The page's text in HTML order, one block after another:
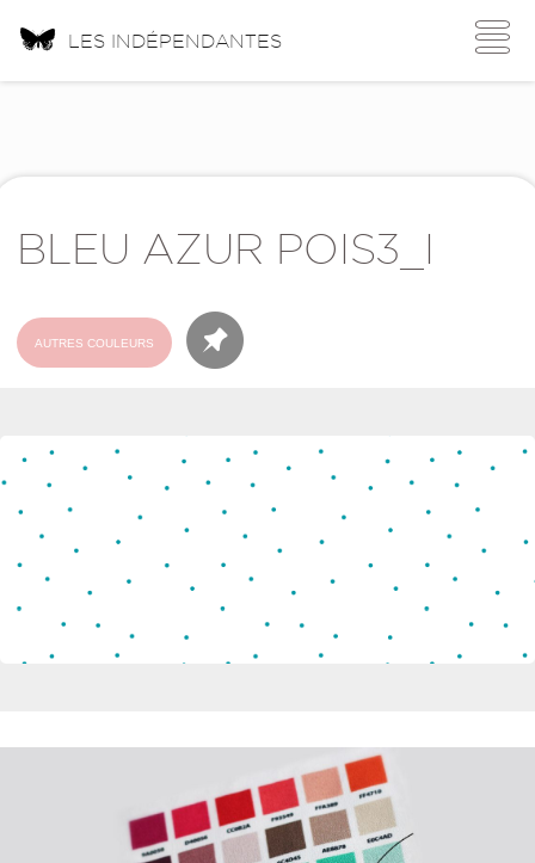
Toggle
LES INDÉPENDANTES
BLEU AZUR POIS3_I
AUTRES COULEURS